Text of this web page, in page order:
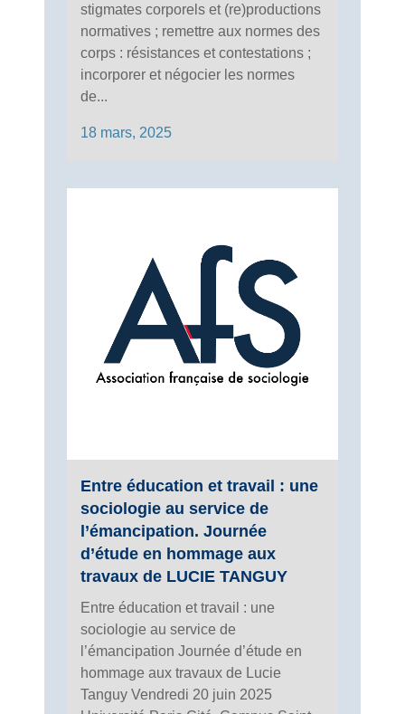
stigmates corporels et (re)productions
normatives ; remettre aux normes des
corps : résistances et contestations ;
incorporer et négocier les normes
de...
18 mars, 2025
Entre éducation et travail : une
sociologie au service de
l’émancipation. Journée
d’étude en hommage aux
travaux de LUCIE TANGUY
Entre éducation et travail : une
sociologie au service de
l’émancipation Journée d’étude en
hommage aux travaux de Lucie
Tanguy Vendredi 20 juin 2025